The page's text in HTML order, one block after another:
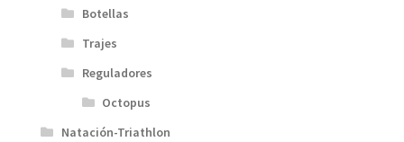
Botellas
Trajes
Reguladores
Octopus
Natación-Triathlon